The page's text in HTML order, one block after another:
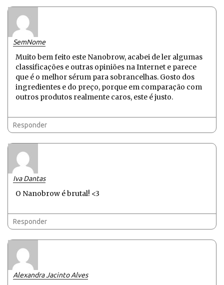
SemNome
Muito bem feito este Nanobrow, acabei de ler algumas
classificações e outras opiniões na Internet e parece
que é o melhor sérum para sobrancelhas. Gosto dos
ingredientes e do preço, porque em comparação com
outros produtos realmente caros, este é justo.
Responder
Iva Dantas
O Nanobrow é brutal! <3
Responder
Alexandra Jacinto Alves